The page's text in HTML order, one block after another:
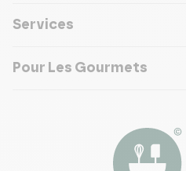
Services
Pour Les Gourmets